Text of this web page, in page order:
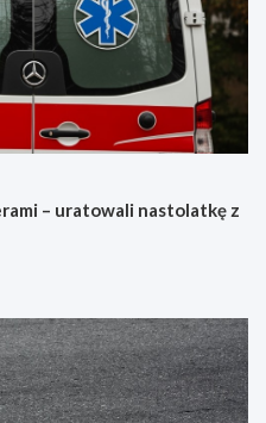
– uratowali nastolatkę z